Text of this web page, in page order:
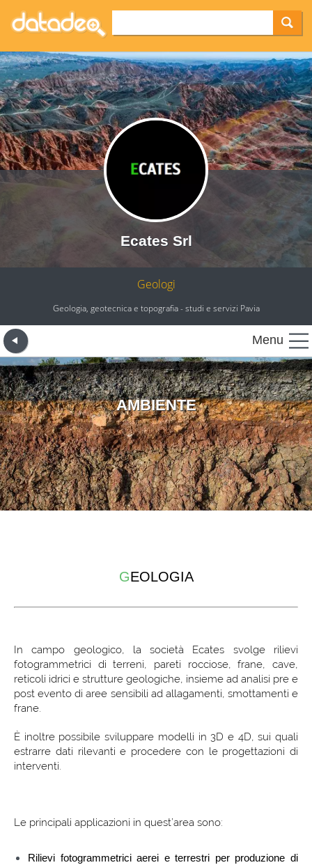
Ecates Srl
Geologi
Geologia, geotecnica e topografia - studi e servizi Pavia
Menu
AMBIENTE
GEOLOGIA
In campo geologico, la società Ecates svolge rilievi
fotogrammetrici di terreni, pareti rocciose, frane, cave,
reticoli idrici e strutture geologiche, insieme ad analisi pre e
post evento di aree sensibili ad allagamenti, smottamenti e
frane.
È inoltre possibile sviluppare modelli in 3D e 4D, sui quali
estrarre dati rilevanti e procedere con le progettazioni di
interventi.
Le principali applicazioni in quest’area sono:
Rilievi fotogrammetrici aerei e terrestri per produzione di